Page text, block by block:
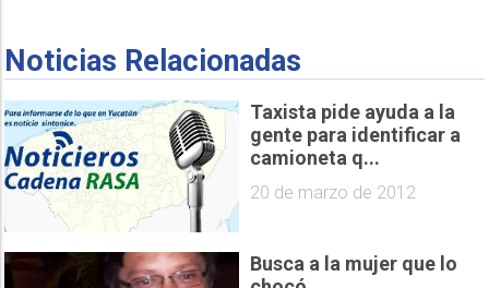
Noticias Relacionadas
Taxista pide ayuda a la
gente para identificar a
camioneta q...
20 de marzo de 2012
Busca a la mujer que lo